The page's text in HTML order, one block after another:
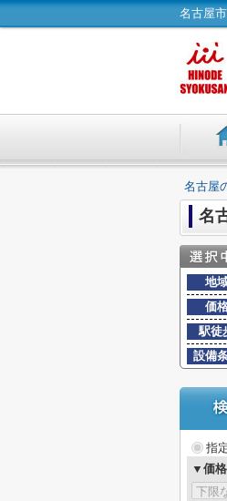
名古屋
名古屋
名
地
価
駅徒
設備
指
▼価格